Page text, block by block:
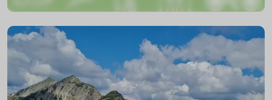
Bleib immer auf dem neuesten Stand und verpasse keine
30.03.2026
Wir haben eine neue WhatsApp-Community gegründet,
über die wir dich schnell und unkompliziert über
kurzfristig freiwerdende oder noch verfügbare Plätze bei
unseren Touren informieren. Tritt einfachhierbei!